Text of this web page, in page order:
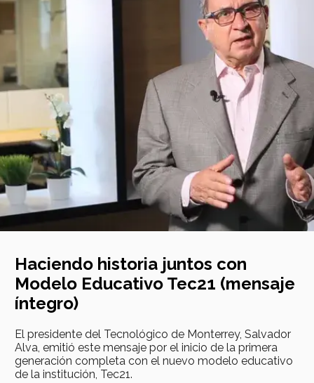
Haciendo historia juntos con
Modelo Educativo Tec21 (mensaje
íntegro)
El presidente del Tecnológico de Monterrey, Salvador
Alva, emitió este mensaje por el inicio de la primera
generación completa con el nuevo modelo educativo
de la institución, Tec21.